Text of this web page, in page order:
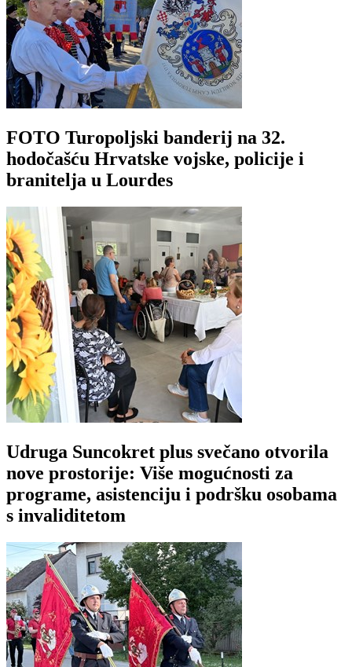
FOTO Turopoljski banderij na 32.
hodočašću Hrvatske vojske, policije i
branitelja u Lourdes
Udruga Suncokret plus svečano otvorila
nove prostorije: Više mogućnosti za
programe, asistenciju i podršku osobama
s invaliditetom